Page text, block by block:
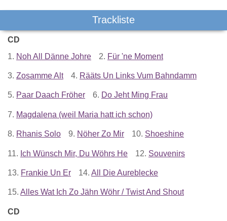
Trackliste
CD
1. Noh All Dänne Johre 2. Für 'ne Moment
3. Zosamme Alt 4. Rääts Un Links Vum Bahndamm
5. Paar Daach Fröher 6. Do Jeht Ming Frau
7. Magdalena (weil Maria hatt ich schon)
8. Rhanis Solo 9. Nöher Zo Mir 10. Shoeshine
11. Ich Wünsch Mir, Du Wöhrs He 12. Souvenirs
13. Frankie Un Er 14. All Die Aureblecke
15. Alles Wat Ich Zo Jähn Wöhr / Twist And Shout
CD